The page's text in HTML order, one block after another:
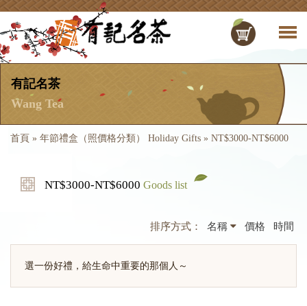
有記名茶
Wang Tea
首頁 » 年節禮盒（照價格分類） Holiday Gifts » NT$3000-NT$6000
NT$3000-NT$6000 Goods list
排序方式： 名稱 價格 時間
選一份好禮，給生命中重要的那個人～